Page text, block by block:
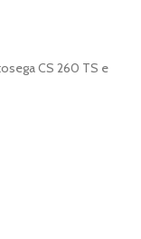
CS 260 TS e